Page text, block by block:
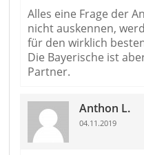
Alles eine Frage der
nicht auskennen,
für den wirklich
Die Bayerische ist
Partner.
Anthon L.
04.11.2019